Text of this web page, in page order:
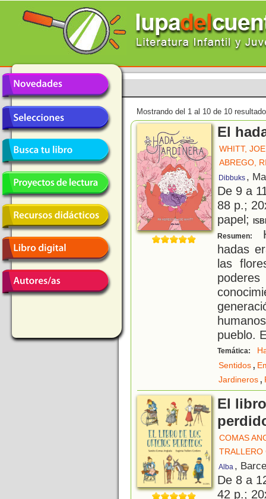
Mostrando del 1 al 10 de 10
El
WHITT, JOE
ABREGO,
Dibbuks ,
De 9 a
88 p.;
papel;
Resumen:
hadas
las
pueblo.
Temática:
Sentidos,
Jardineros,
El
COMAS
TRALLERO
Alba ,
De 8 a
42 p.;